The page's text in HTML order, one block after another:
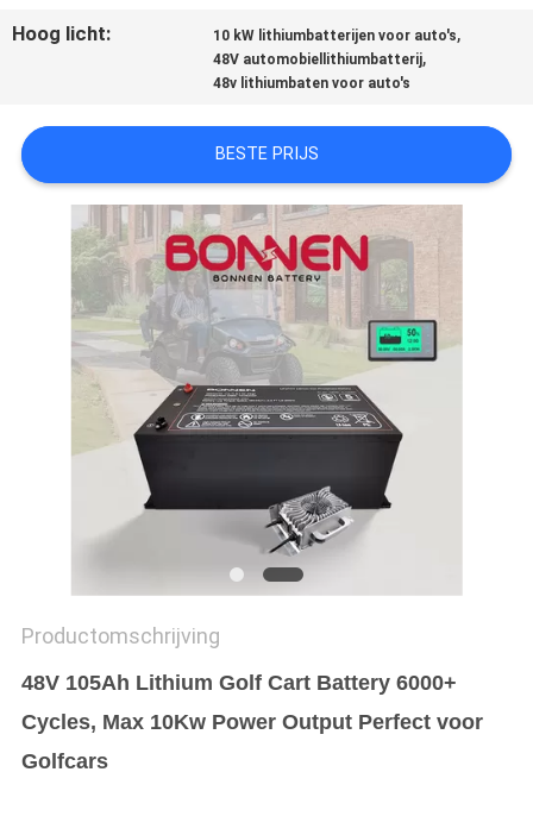
Hoog licht: 10 kW lithiumbatterijen voor auto's,
48V automobiellithiumbatterij,
48v lithiumbaten voor auto's
BESTE PRIJS
Productomschrijving
48V 105Ah Lithium Golf Cart Battery 6000+
Cycles, Max 10Kw Power Output Perfect voor
Golfcars